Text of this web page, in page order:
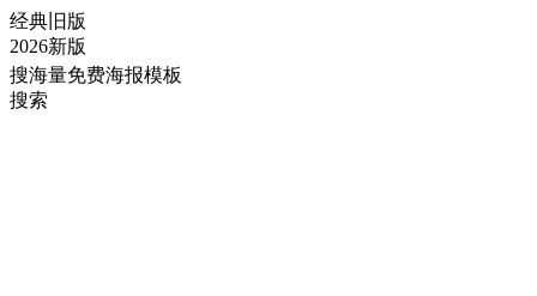
经典旧版
2026新版
搜海量免费海报模板
搜索